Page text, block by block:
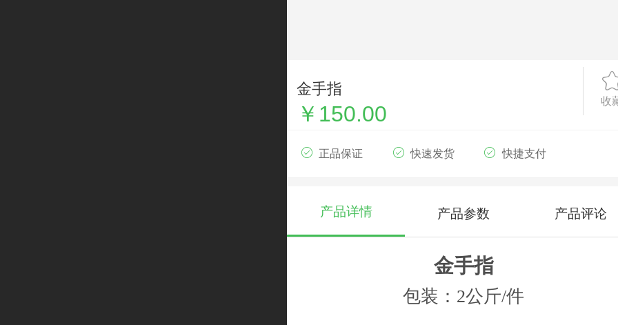
金手指
收
￥150.00
正品保证 快速发货 快捷支付
产品详情 产品参数 产品评论
金手指
包装： 2公斤/件